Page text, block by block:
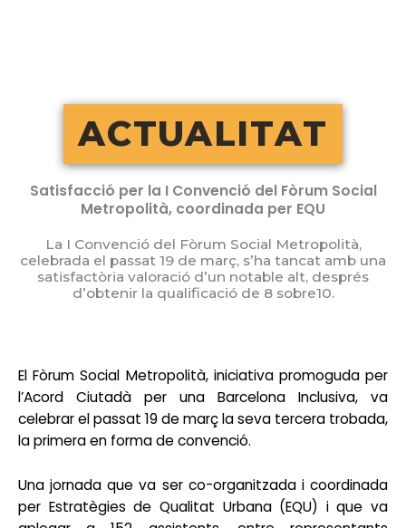
ACTUALITAT
Satisfacció per la I Convenció del Fòrum Social
Metropolità, coordinada per EQU
La I Convenció del Fòrum Social Metropolità,
celebrada el passat 19 de març, s’ha tancat amb una
satisfactòria valoració d’un notable alt, després
d’obtenir la qualificació de 8 sobre10.
El Fòrum Social Metropolità, iniciativa promoguda per
l’Acord Ciutadà per una Barcelona Inclusiva, va
celebrar el passat 19 de març la seva tercera trobada,
la primera en forma de convenció.
Una jornada que va ser co-organitzada i coordinada
per Estratègies de Qualitat Urbana (EQU) i que va